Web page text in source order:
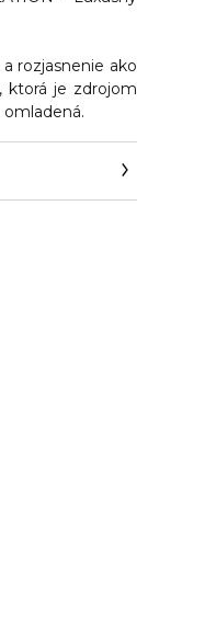
rozjasnenie ako
ktorá je zdrojom